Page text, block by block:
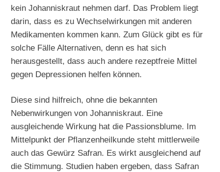
kein Johanniskraut nehmen darf. Das Problem liegt
darin, dass es zu Wechselwirkungen mit anderen
Medikamenten kommen kann. Zum Glück gibt es für
solche Fälle Alternativen, denn es hat sich
herausgestellt, dass auch andere rezeptfreie Mittel
gegen Depressionen helfen können.
Diese sind hilfreich, ohne die bekannten
Nebenwirkungen von Johanniskraut. Eine
ausgleichende Wirkung hat die Passionsblume. Im
Mittelpunkt der Pflanzenheilkunde steht mittlerweile
auch das Gewürz Safran. Es wirkt ausgleichend auf
die Stimmung. Studien haben ergeben, dass Safran